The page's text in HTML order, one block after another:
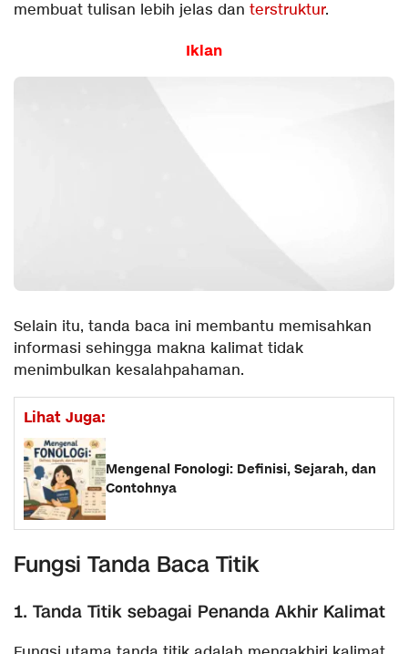
membuat tulisan lebih jelas dan terstruktur.
Iklan
Selain itu, tanda baca ini membantu memisahkan
informasi sehingga makna kalimat tidak
menimbulkan kesalahpahaman.
Lihat Juga:
Mengenal Fonologi: Definisi, Sejarah, dan
Contohnya
Fungsi Tanda Baca Titik
1. Tanda Titik sebagai Penanda Akhir Kalimat